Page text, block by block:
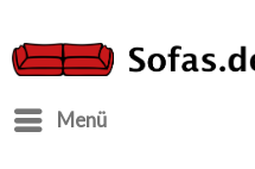
Menü